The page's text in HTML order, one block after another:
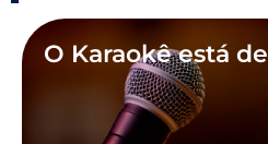
O Karaokê está